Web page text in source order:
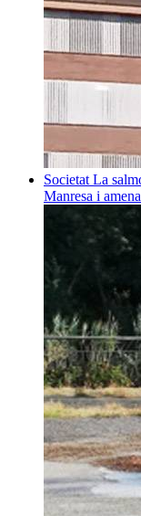
Societat La
Manresa i